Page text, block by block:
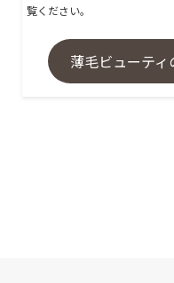
覧ください。
薄毛ビューテ